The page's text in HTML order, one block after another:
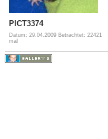
PICT3374
Datum: 29.04.2009 Betrachtet: 22421
mal